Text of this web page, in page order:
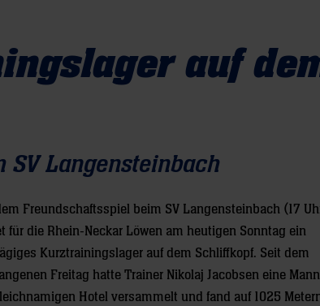
auf
SV Langensteinbach
Freundschaftsspiel beim SV Langensteinbach (17
für die Rhein-Neckar Löwen am heutigen Sonntag ein
Kurztrainingslager auf dem Schliffkopf. Seit dem
Freitag hatte Trainer Nikolaj Jacobsen eine
Hotel versammelt und fand auf 1025